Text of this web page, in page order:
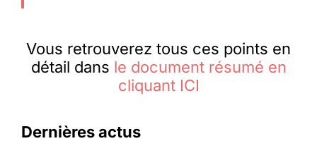
Vous retrouverez tous ces points en
détail dans le document résumé en
cliquant ICI
Dernières actus